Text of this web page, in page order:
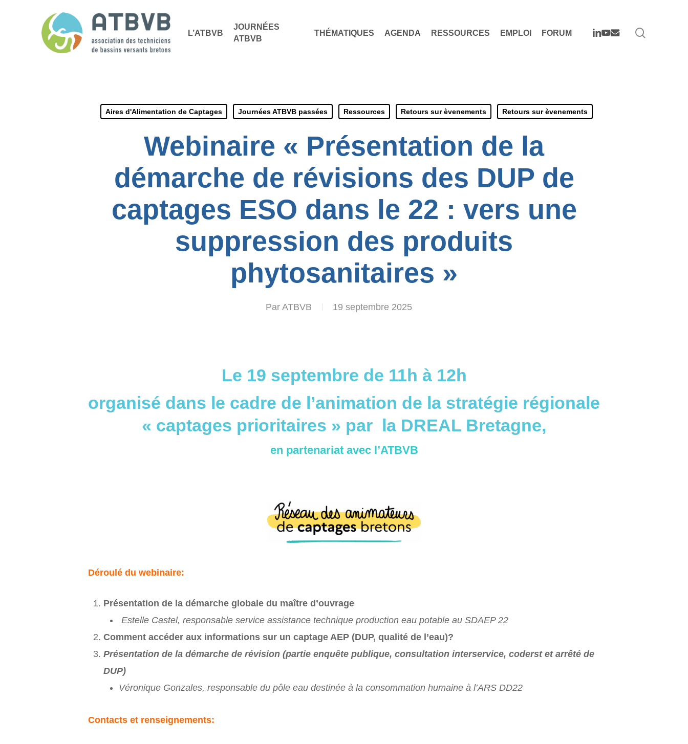
L’ATBVB
JOURNÉES
ATBVB
THÉMATIQUES AGENDA RESSOURCES EMPLOI FORUM LINKEDIN
YOUTUBE
EMAIL
Aires d'Alimentation de Captages Journées ATBVB passées Ressources Retours sur èvenements Retours sur èvenements
Webinaire « Présentation de la
démarche de révisions des DUP de
captages ESO dans le 22 : vers une
suppression des produits
phytosanitaires »
Par ATBVB 19 septembre 2025
Le 19 septembre de 11h à 12h
organisé dans le cadre de l’animation de la stratégie régionale
« captages prioritaires » par la DREAL Bretagne,
en partenariat avec l’ATBVB
Déroulé du webinaire:
Présentation de la démarche globale du maître d’ouvrage
Estelle Castel, responsable service assistance technique production eau potable au SDAEP 22
Comment accéder aux informations sur un captage AEP (DUP, qualité de l’eau)?
Présentation de la démarche de révision (partie enquête publique, consultation interservice, coderst et arrêté de
DUP)
Véronique Gonzales, responsable du pôle eau destinée à la consommation humaine à l’ARS DD22
Contacts et renseignements: